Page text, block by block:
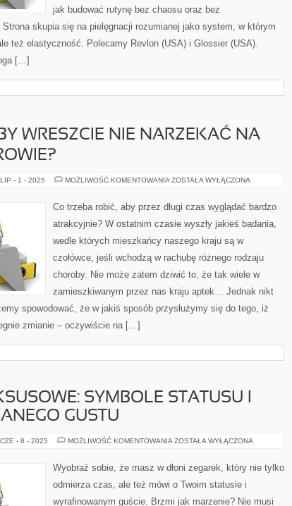
jak budować rutynę bez chaosu oraz bez
skupia się na pielęgnacji rozumianej jako system, w którym
też elastyczność. Polecamy Revlon (USA) i Glossier (USA).
[…]
WRESZCIE NIE NARZEKAĆ NA
LIP - 1 - 2025 MOŻLIWOŚĆ KOMENTOWANIA CO
WRESZCIE
NIE
NA
ZDROWIE?
ZOSTAŁA WYŁĄCZONA
Co trzeba robić, aby przez długi czas wyglądać bardzo
atrakcyjnie? W ostatnim czasie wyszły jakieś badania,
wedle których mieszkańcy naszego kraju są w
czołówce, jeśli wchodzą w rachubę różnego rodzaju
choroby. Nie może zatem dziwić to, że tak wiele w
zamieszkiwanym przez nas kraju aptek… Jednak nikt
spowodować, że w jakiś sposób przysłużymy się do tego, iż
zmianie – oczywiście na […]
SYMBOLE STATUSU I
GUSTU
CZE - 8 - 2025 MOŻLIWOŚĆ KOMENTOWANIA ZEGARKI
STATUSU
I
GUSTU
ZOSTAŁA WYŁĄCZONA
Wyobraź sobie, że masz w dłoni zegarek, który nie tylko
odmierza czas, ale też mówi o Twoim statusie i
wyrafinowanym guście. Brzmi jak marzenie? Nie musi